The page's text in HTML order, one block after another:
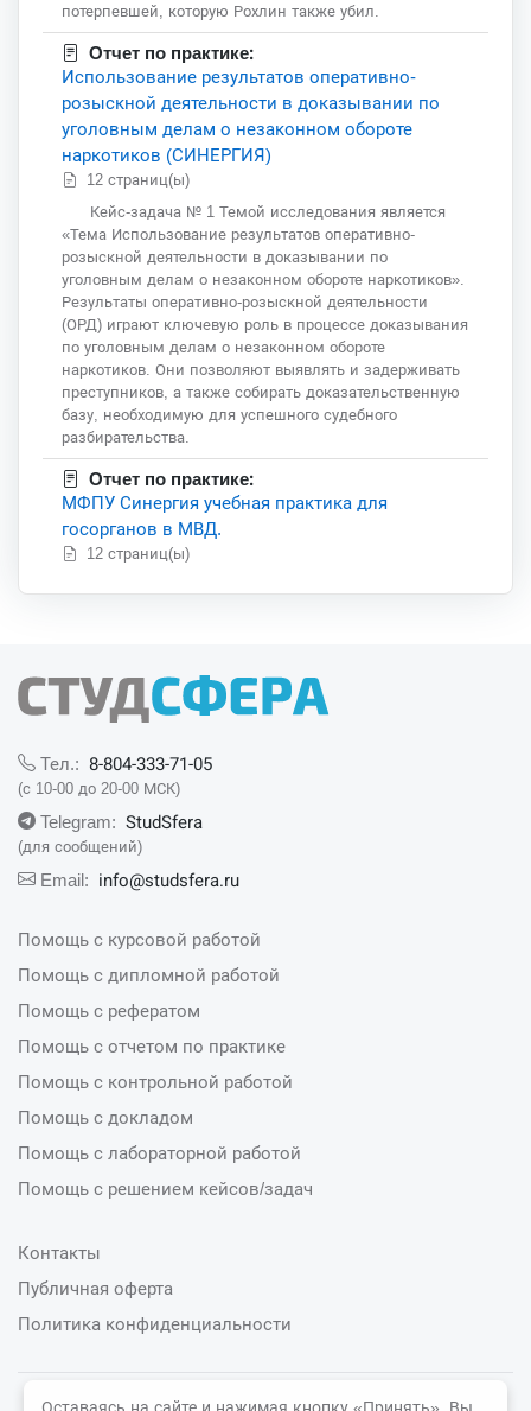
потерпевшей, которую Рохлин также убил.
Отчет по практике:
Использование результатов оперативно-
розыскной деятельности в доказывании по
уголовным делам о незаконном обороте
наркотиков (СИНЕРГИЯ)
12 страниц(ы)
Кейс-задача № 1 Темой исследования является
«Тема Использование результатов оперативно-
розыскной деятельности в доказывании по
уголовным делам о незаконном обороте наркотиков».
Результаты оперативно-розыскной деятельности
(ОРД) играют ключевую роль в процессе доказывания
по уголовным делам о незаконном обороте
наркотиков. Они позволяют выявлять и задерживать
преступников, а также собирать доказательственную
базу, необходимую для успешного судебного
разбирательства.
Отчет по практике:
МФПУ Синергия учебная практика для
госорганов в МВД.
12 страниц(ы)
Тел.: 8-804-333-71-05
(с 10-00 до 20-00 МСК)
Telegram: StudSfera
(для сообщений)
Email: info@studsfera.ru
Помощь с курсовой работой
Помощь с дипломной работой
Помощь с рефератом
Помощь с отчетом по практике
Помощь с контрольной работой
Помощь с докладом
Помощь с лабораторной работой
Помощь с решением кейсов/задач
Контакты
Публичная оферта
Политика конфиденциальности